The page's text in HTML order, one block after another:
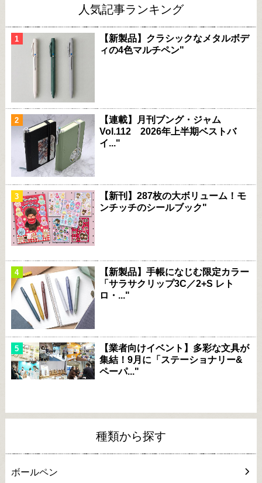
人気記事ランキング
【新製品】クラシックなメタルボデ
ィの4色マルチペン"
【連載】月刊ブング・ジャム
Vol.112 2026年上半期ベストバ
イ..."
【新刊】287枚の大ボリューム！モ
ンチッチのシールブック"
【新製品】手帳になじむ限定カラー
「サラサクリップ3C／2+S レト
ロ・..."
【業者向けイベント】多彩な文具が
集結！9月に「ステーショナリー&
ペーパ..."
種類から探す
ボールペン